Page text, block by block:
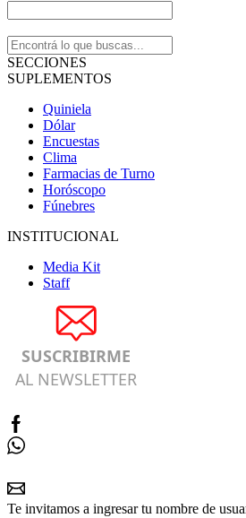
SECCIONES
SUPLEMENTOS
Quiniela
Dólar
Encuestas
Clima
Farmacias de Turno
Horóscopo
Fúnebres
INSTITUCIONAL
Media Kit
Staff
SUSCRIBIRME
AL NEWSLETTER
Te invitamos a ingresar tu nombre de